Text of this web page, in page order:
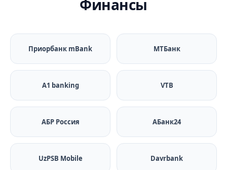
Финансы
Приорбанк mBank МТБанк
A1 banking VTB
АБР Россия АБанк24
UzPSB Mobile Davrbank